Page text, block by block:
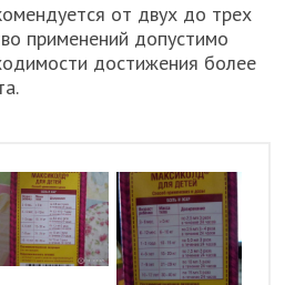
от двух до трех
применений допустимо
достижения более